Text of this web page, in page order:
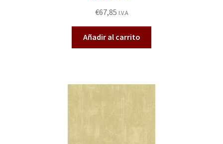
do en
2.49
de 5
€67,85 I.V.A
Añadir al carrito